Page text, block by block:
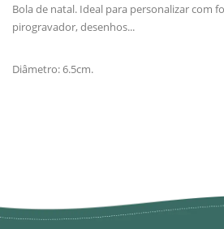
Bola de natal. Ideal para personalizar com
pirogravador, desenhos...
Diâmetro: 6.5cm.